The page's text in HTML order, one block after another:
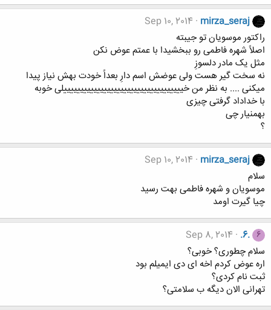
mirza_seraj
Sep 10, 2014
راکتور موسویان تو جیبته
اصلاً شهره فاطمی رو ببخشیدا با عمتم عوض نکن
مثل یک مادر دلسوزِ
نه سخت گیر هست ولی عوضش اسم دارِ بعداً خودت بهش نیاز پیدا
میکنی .... به نظر من خییییییییییییییییییییییییییییییییییییلی خوبه
با خداداد گرفتی چیزی
بهمنیار چی
؟
mirza_seraj
Sep 10, 2014
سلام
موسویان و شهره فاطمی بهت رسید
چیا گیرت اومد
6
.6.
Sep 8, 2014
سلام چطوری؟ خوبی؟
اره عوض کردم اخه ای دی ایمیلم بود
ثبت نام کردی؟
تهرانی الان دیگه ب سلامتی؟